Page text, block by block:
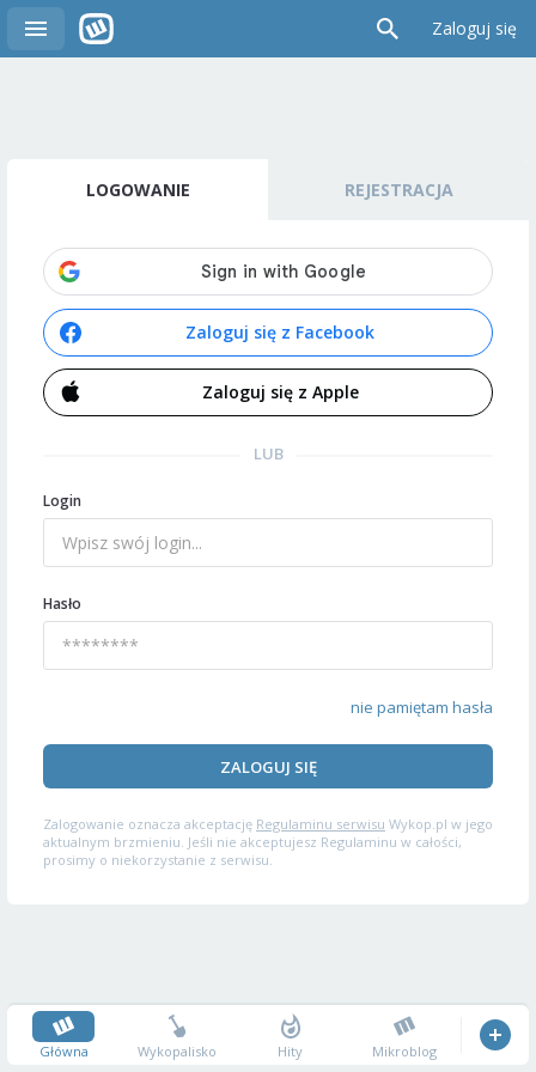
Zaloguj się
LOGOWANIE REJESTRACJA
Zaloguj się z Facebook
Zaloguj się z Apple
LUB
Login
Hasło
nie pamiętam hasła
ZALOGUJ SIĘ
Zalogowanie oznacza akceptację Regulaminu serwisu Wykop.pl w jego
aktualnym brzmieniu. Jeśli nie akceptujesz Regulaminu w całości,
prosimy o niekorzystanie z serwisu.
Główna Wykopalisko Hity Mikroblog